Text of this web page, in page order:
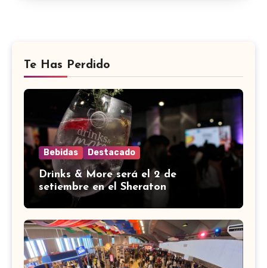
Te Has Perdido
Bebidas Destacado
Drinks & More será el 2 de
setiembre en el Sheraton